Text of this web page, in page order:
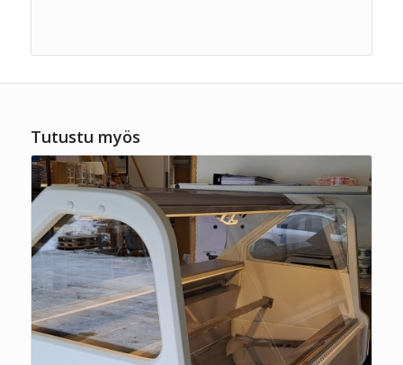
Tutustu myös